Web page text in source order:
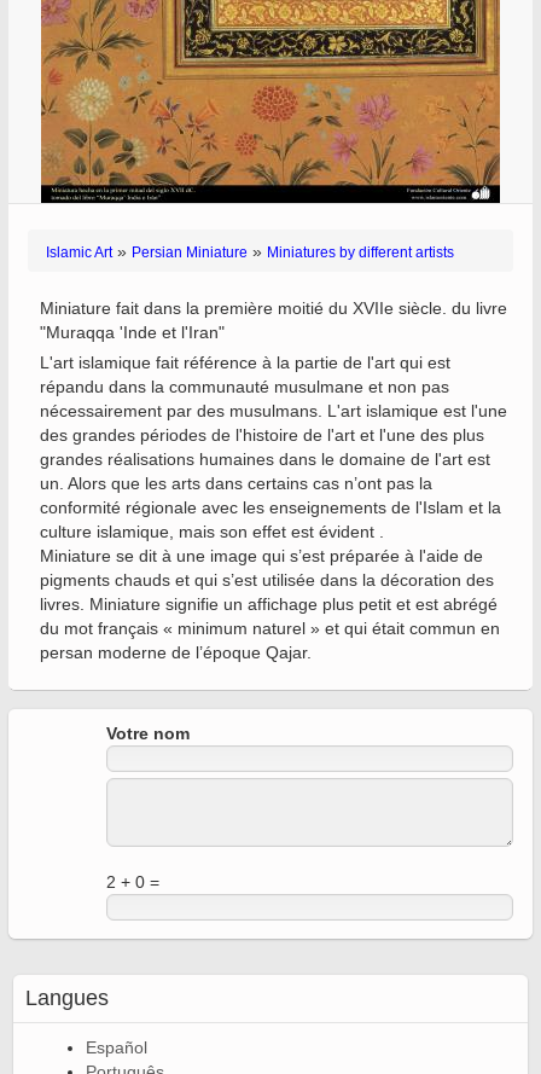
Islamic Art» Persian Miniature » Miniatures by different artists
Miniature fait dans la première moitié du XVIIe siècle. du livre
"Muraqqa 'Inde et l'Iran"
L'art islamique fait référence à la partie de l'art qui est
répandu dans la communauté musulmane et non pas
nécessairement par des musulmans. L'art islamique est l'une
des grandes périodes de l'histoire de l'art et l'une des plus
grandes réalisations humaines dans le domaine de l'art est
un. Alors que les arts dans certains cas n’ont pas la
conformité régionale avec les enseignements de l'Islam et la
culture islamique, mais son effet est évident .
Miniature se dit à une image qui s’est préparée à l'aide de
pigments chauds et qui s’est utilisée dans la décoration des
livres. Miniature signifie un affichage plus petit et est abrégé
du mot français « minimum naturel » et qui était commun en
persan moderne de l’époque Qajar.
Votre nom
2 + 0 =
Langues
Español